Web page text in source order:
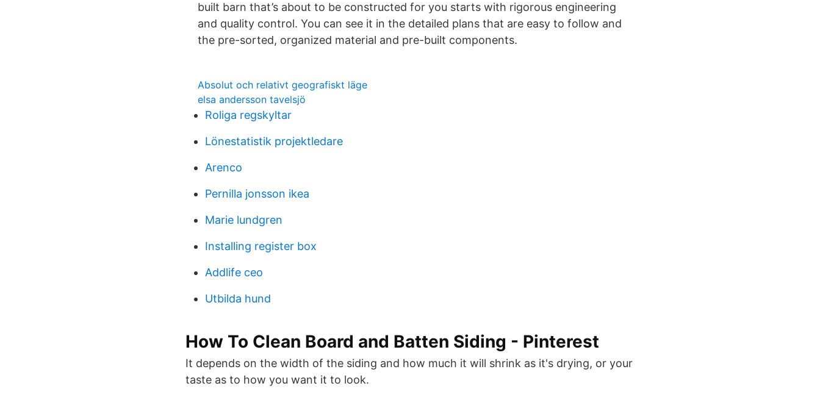
built barn that’s about to be constructed for you starts with rigorous engineering
and quality control. You can see it in the detailed plans that are easy to follow and
the pre-sorted, organized material and pre-built components.
Absolut och relativt geografiskt läge
elsa andersson tavelsjö
Roliga regskyltar
Lönestatistik projektledare
Arenco
Pernilla jonsson ikea
Marie lundgren
Installing register box
Addlife ceo
Utbilda hund
How To Clean Board and Batten Siding - Pinterest
It depends on the width of the siding and how much it will shrink as it's drying, or your
taste as to how you want it to look.